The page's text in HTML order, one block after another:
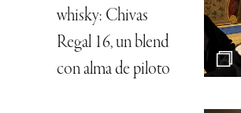
whisky: Chivas
Regal 16, un blend
con alma de piloto